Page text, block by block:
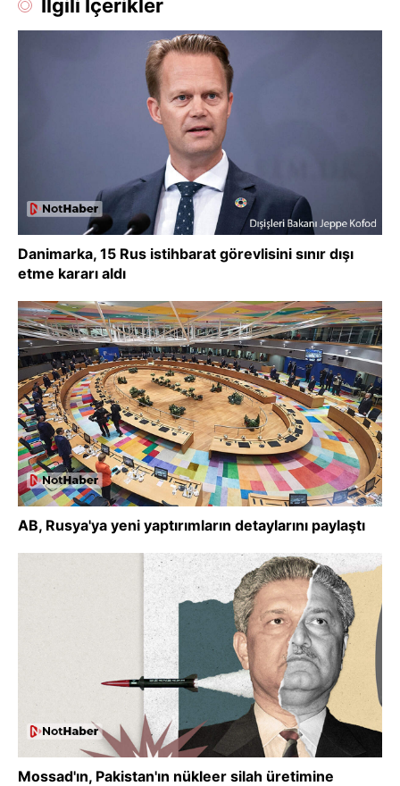
İlgili İçerikler
Danimarka, 15 Rus istihbarat görevlisini sınır dışı
etme kararı aldı
AB, Rusya'ya yeni yaptırımların detaylarını paylaştı
Mossad'ın, Pakistan'ın nükleer silah üretimine